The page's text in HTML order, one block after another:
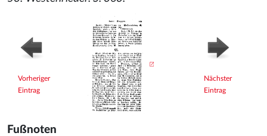
Vorheriger
Eintrag
Nächster
Eintrag
Fußnoten